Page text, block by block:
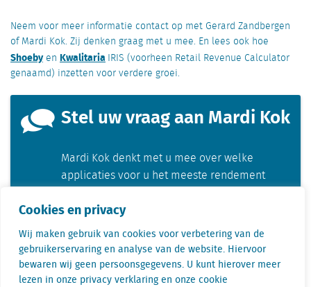
Cookies en privacy
Wij maken gebruik van cookies voor verbetering van de
gebruikerservaring en analyse van de website. Hiervoor
bewaren wij geen persoonsgegevens. U kunt hierover meer
lezen in onze privacy verklaring en onze cookie
Neem voor meer informatie contact op met Gerard Zandbergen
of Mardi Kok. Zij denken graag met u mee. En lees ook hoe
Shoebyen KwalitariaIRIS (voorheen Retail Revenue Calculator
genaamd) inzetten voor verdere groei.
Stel uw vraag aan Mardi Kok
Mardi Kok denkt met u mee over welke
applicaties voor u het meeste rendement
expansievraagstukken. Hij komt graag langs of
vertelt via Teams meer over de verschillende
opties.